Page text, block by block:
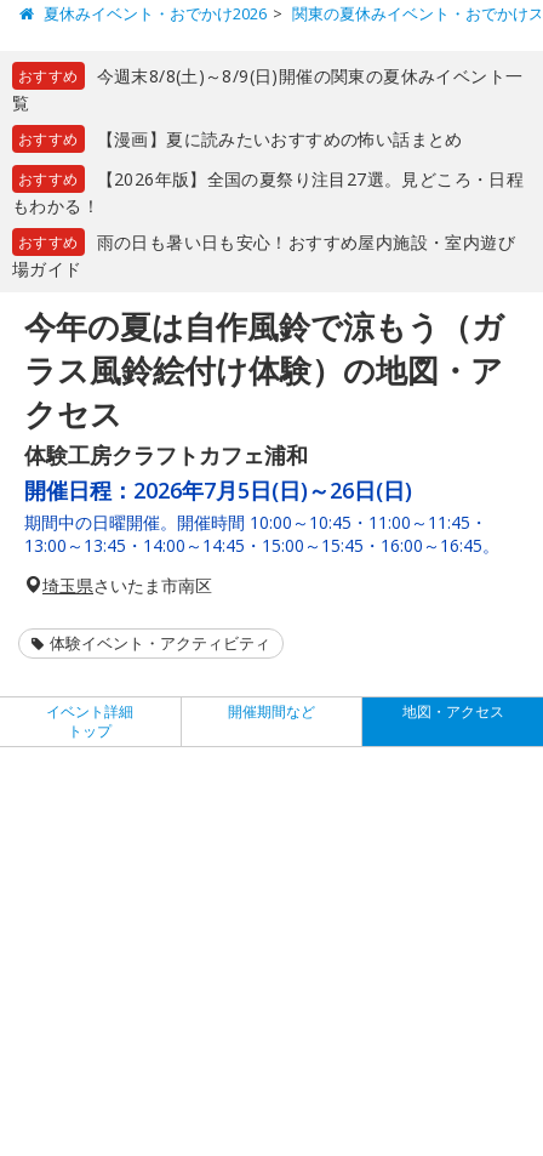
夏休みイベント・おでかけ2026 関東の夏休みイベント・おでかけ
おすすめ
今週末8/8(土)～8/9(日)開催の関東の夏休みイベント一
覧
おすすめ 【漫画】夏に読みたいおすすめの怖い話まとめ
おすすめ
【2026年版】全国の夏祭り注目27選。見どころ・日程
もわかる！
おすすめ
雨の日も暑い日も安心！おすすめ屋内施設・室内遊び
場ガイド
今年の夏は自作風鈴で涼もう（ガ
ラス風鈴絵付け体験）の地図・ア
クセス
体験工房クラフトカフェ浦和
開催日程： 2026年7月5日(日)～26日(日)
期間中の日曜開催。開催時間 10:00～10:45・11:00～11:45・
13:00～13:45・14:00～14:45・15:00～15:45・16:00～16:45。
埼玉県さいたま市南区
体験イベント・アクティビティ
イベント詳細
トップ
開催期間など 地図・アクセス